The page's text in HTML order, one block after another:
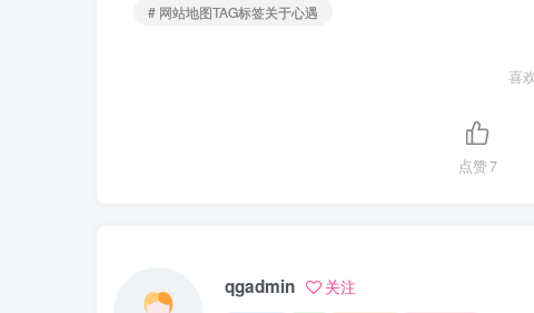
# 网站地图TAG标签关于心遇
喜
点赞7
qgadmin 关注